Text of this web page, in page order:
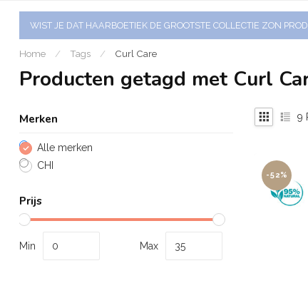
WIST JE DAT HAARBOETIEK DE GROOTSTE COLLECTIE ZON
Home / Tags / Curl Care
Producten getagd met Curl
Merken
Alle merken
CHI
Prijs
Min Max
9
-52%